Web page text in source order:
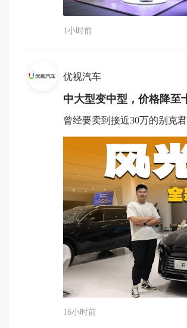
1小时前
优视汽车
中大型变中型，价格降至
曾经要卖到接近30万的别克
16小时前